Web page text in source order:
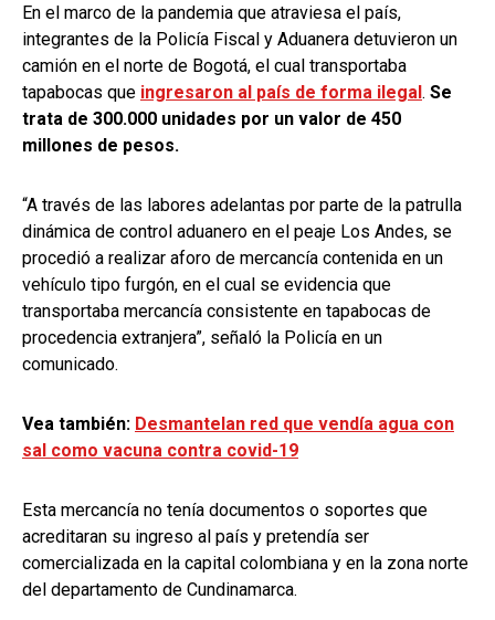
En el marco de la pandemia que atraviesa el país,
integrantes de la Policía Fiscal y Aduanera detuvieron un
camión en el norte de Bogotá, el cual transportaba
tapabocas que ingresaron al país de forma ilegal. Se
trata de 300.000 unidades por un valor de 450
millones de pesos.
“A través de las labores adelantas por parte de la patrulla
dinámica de control aduanero en el peaje Los Andes, se
procedió a realizar aforo de mercancía contenida en un
vehículo tipo furgón, en el cual se evidencia que
transportaba mercancía consistente en tapabocas de
procedencia extranjera”, señaló la Policía en un
comunicado.
Vea también: Desmantelan red que vendía agua con
sal como vacuna contra covid-19
Esta mercancía no tenía documentos o soportes que
acreditaran su ingreso al país y pretendía ser
comercializada en la capital colombiana y en la zona norte
del departamento de Cundinamarca.